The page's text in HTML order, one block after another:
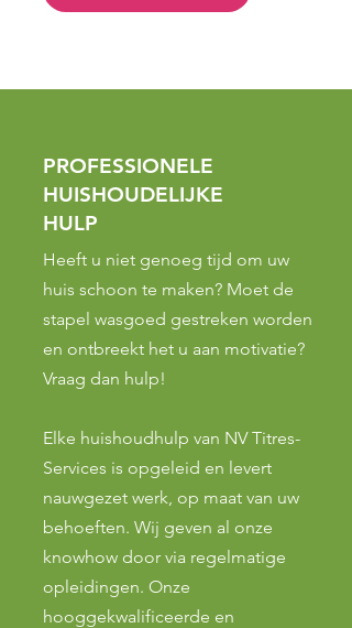
ONZE HUISHOUDELIJKE
DIENSTEN
PROFESSIONELE
HUISHOUDELIJKE
HULP
Heeft u niet genoeg tijd om uw
huis schoon te maken? Moet de
stapel wasgoed gestreken worden
en ontbreekt het u aan motivatie?
Vraag dan hulp!
Elke huishoudhulp van NV Titres-
Services is opgeleid en levert
nauwgezet werk, op maat van uw
behoeften. Wij geven al onze
knowhow door via regelmatige
opleidingen. Onze
hooggekwalificeerde en